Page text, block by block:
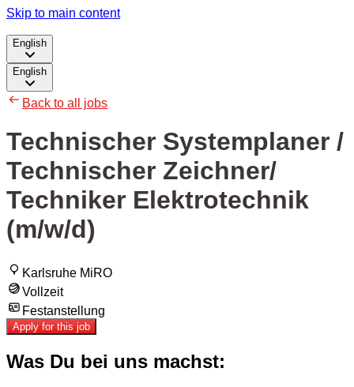
Skip to main content
English
English
Back to all jobs
Technischer Systemplaner /
Technischer Zeichner/
Techniker Elektrotechnik
(m/w/d)
Karlsruhe MiRO
Vollzeit
Festanstellung
Apply for this job
Was Du bei uns machst: